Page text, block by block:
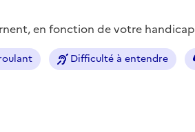
en fonction de votre handicap
Difficulté à entendre